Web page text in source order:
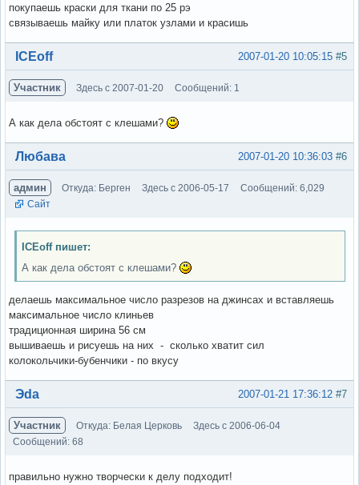
покупаешь краски для ткани по 25 рэ
связываешь майку или платок узлами и красишь
Вне форума #5
2007-01-20 10:05:15
ICEoff
Участник Здесь с 2007-01-20 Сообщений: 1
А как дела обстоят с клешами?
Вне форума #6
2007-01-20 10:36:03
Любава
админ Откуда: Берген Здесь с 2006-05-17
Сообщений: 6,029
Сайт
ICEoff пишет:
А как дела обстоят с клешами?
делаешь максимальное число разрезов на джинсах и вставляешь
максимальное число клиньев
традиционная ширина 56 см
вышиваешь и рисуешь на них - сколько хватит сил
колокольчики-бубенчики - по вкусу
Вне форума #7
2007-01-21 17:36:12
Эda
Участник Откуда: Белая Церковь
Здесь с 2006-06-04
Сообщений: 68
правильно нужно творчески к делу подходит!